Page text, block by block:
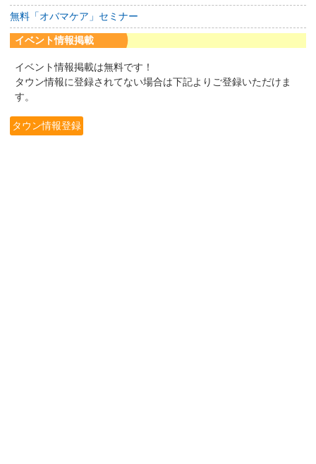
無料「オバマケア」セミナー
イベント情報掲載
イベント情報掲載は無料です！
タウン情報に登録されてない場合は下記よりご登録いただけま
す。
タウン情報登録